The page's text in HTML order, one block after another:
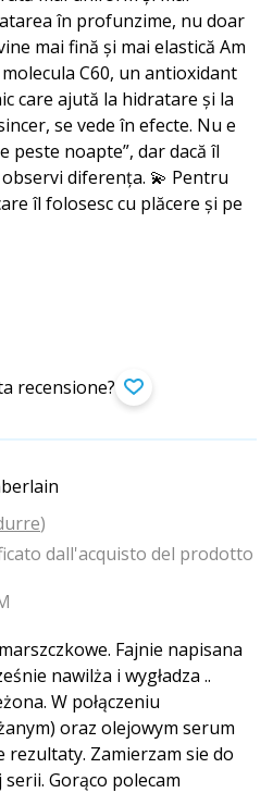
în profunzime, nu doar
mai fină și mai elastică Am
C60, un antioxidant
care ajută la hidratare și la
se vede în efecte. Nu e
peste noapte”, dar dacă îl
diferența. 💫 Pentru
îl folosesc cu plăcere și pe
recensione?
)
dall'acquisto del prodotto
Fajnie napisana
nawilża i wygładza ..
W połączeniu
oraz olejowym serum
rezultaty. Zamierzam sie do
Gorąco polecam